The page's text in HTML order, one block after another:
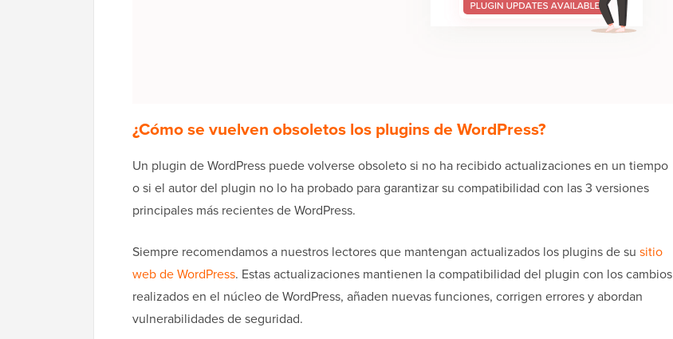
¿Cómo se vuelven obsoletos los plugins de WordPress?
Un plugin de WordPress puede volverse obsoleto si no ha recibido actualizaciones en un tiempo
o si el autor del plugin no lo ha probado para garantizar su compatibilidad con las 3 versiones
principales más recientes de WordPress.
Siempre recomendamos a nuestros lectores que mantengan actualizados los plugins de su sitio
web de WordPress. Estas actualizaciones mantienen la compatibilidad del plugin con los cambios
realizados en el núcleo de WordPress, añaden nuevas funciones, corrigen errores y abordan
vulnerabilidades de seguridad.